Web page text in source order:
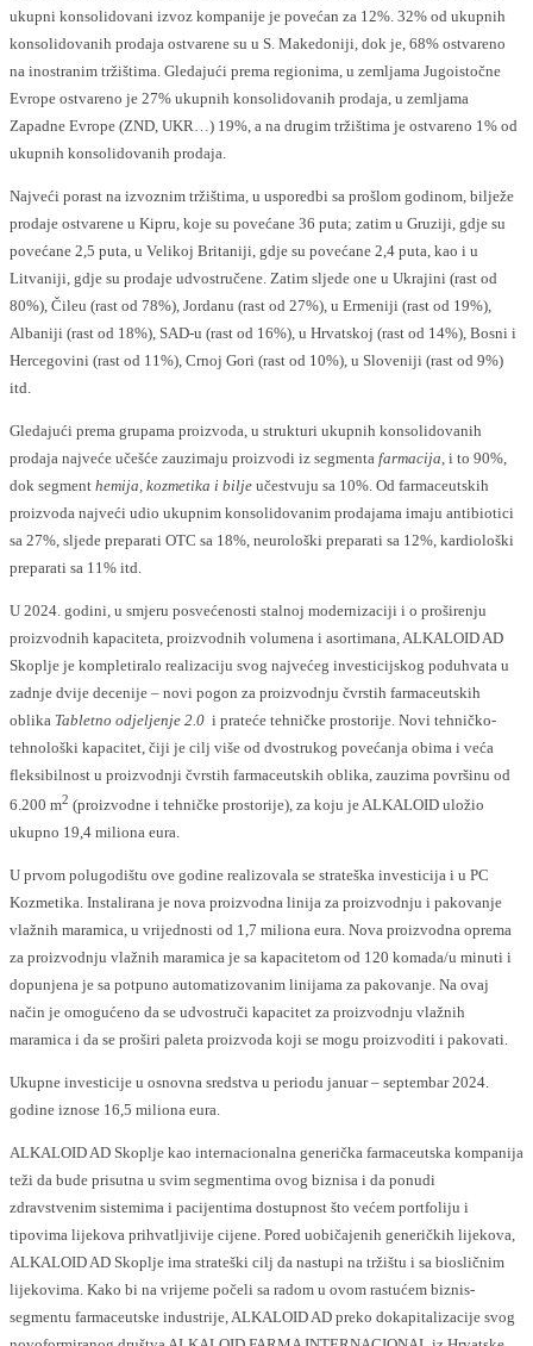
ukupni konsolidovani izvoz kompanije je povećan za 12%. 32% od ukupnih
konsolidovanih prodaja ostvarene su u S. Makedoniji, dok je, 68% ostvareno
na inostranim tržištima. Gledajući prema regionima, u zemljama Jugoistočne
Evrope ostvareno je 27% ukupnih konsolidovanih prodaja, u zemljama
Zapadne Evrope (ZND, UKR…) 19%, a na drugim tržištima je ostvareno 1% od
ukupnih konsolidovanih prodaja.
Najveći porast na izvoznim tržištima, u usporedbi sa prošlom godinom, bilježe
prodaje ostvarene u Kipru, koje su povećane 36 puta; zatim u Gruziji, gdje su
povećane 2,5 puta, u Velikoj Britaniji, gdje su povećane 2,4 puta, kao i u
Litvaniji, gdje su prodaje udvostručene. Zatim sljede one u Ukrajini (rast od
80%), Čileu (rast od 78%), Jordanu (rast od 27%), u Ermeniji (rast od 19%),
Albaniji (rast od 18%), SAD-u (rast od 16%), u Hrvatskoj (rast od 14%), Bosni i
Hercegovini (rast od 11%), Crnoj Gori (rast od 10%), u Sloveniji (rast od 9%)
itd.
Gledajući prema grupama proizvoda, u strukturi ukupnih konsolidovanih
prodaja najveće učešće zauzimaju proizvodi iz segmenta farmacija, i to 90%,
dok segment hemija, kozmetika i bilje učestvuju sa 10%. Od farmaceutskih
proizvoda najveći udio ukupnim konsolidovanim prodajama imaju antibiotici
sa 27%, sljede preparati OTC sa 18%, neurološki preparati sa 12%, kardiološki
preparati sa 11% itd.
U 2024. godini, u smjeru posvećenosti stalnoj modernizaciji i o proširenju
proizvodnih kapaciteta, proizvodnih volumena i asortimana, ALKALOID AD
Skoplje je kompletiralo realizaciju svog najvećeg investicijskog poduhvata u
zadnje dvije decenije – novi pogon za proizvodnju čvrstih farmaceutskih
oblika Tabletno odjeljenje 2.0 i prateće tehničke prostorije. Novi tehničko-
tehnološki kapacitet, čiji je cilj više od dvostrukog povećanja obima i veća
fleksibilnost u proizvodnji čvrstih farmaceutskih oblika, zauzima površinu od
6.200 m2 (proizvodne i tehničke prostorije), za koju je ALKALOID uložio
ukupno 19,4 miliona eura.
U prvom polugodištu ove godine realizovala se strateška investicija i u PC
Kozmetika. Instalirana je nova proizvodna linija za proizvodnju i pakovanje
vlažnih maramica, u vrijednosti od 1,7 miliona eura. Nova proizvodna oprema
za proizvodnju vlažnih maramica je sa kapacitetom od 120 komada/u minuti i
dopunjena je sa potpuno automatizovanim linijama za pakovanje. Na ovaj
način je omogućeno da se udvostruči kapacitet za proizvodnju vlažnih
maramica i da se proširi paleta proizvoda koji se mogu proizvoditi i pakovati.
Ukupne investicije u osnovna sredstva u periodu januar – septembar 2024.
godine iznose 16,5 miliona eura.
АLKALOID AD Skoplje kao internacionalna generička farmaceutska kompanija
teži da bude prisutna u svim segmentima ovog biznisa i da ponudi
zdravstvenim sistemima i pacijentima dostupnost što većem portfoliju i
tipovima lijekova prihvatljivije cijene. Pored uobičajenih generičkih lijekova,
ALKALOID AD Skoplje ima strateški cilj da nastupi na tržištu i sa biosličnim
lijekovima. Kako bi na vrijeme počeli sa radom u ovom rastućem biznis-
segmentu farmaceutske industrije, ALKALOID AD preko dokapitalizacije svog